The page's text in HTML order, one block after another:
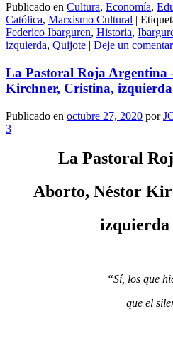
Publicado en Cultura, Economía,
Católica, Marxismo Cultural |
Federico Ibarguren, Historia,
izquierda, Quijote | Deje un
La Pastoral Roja Argentina
Kirchner, Cristina,
Publicado en octubre 27, 2020 por
3
La Pastoral
Aborto, Néstor
izquierda
“Sí, los que
que el